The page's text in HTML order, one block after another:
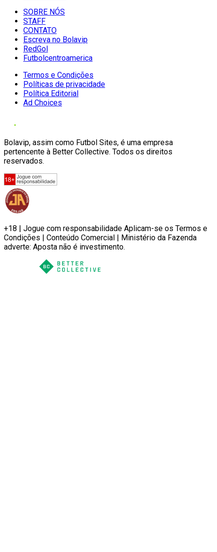
SOBRE NÓS
STAFF
CONTATO
Escreva no Bolavip
RedGol
Futbolcentroamerica
Termos e Condições
Políticas de privacidade
Política Editorial
Ad Choices
Bolavip, assim como Futbol Sites, é uma empresa
pertencente à Better Collective. Todos os direitos
reservados.
+18 | Jogue com responsabilidade Aplicam-se os Termos e
Condições | Conteúdo Comercial | Ministério da Fazenda
adverte: Aposta não é investimento.